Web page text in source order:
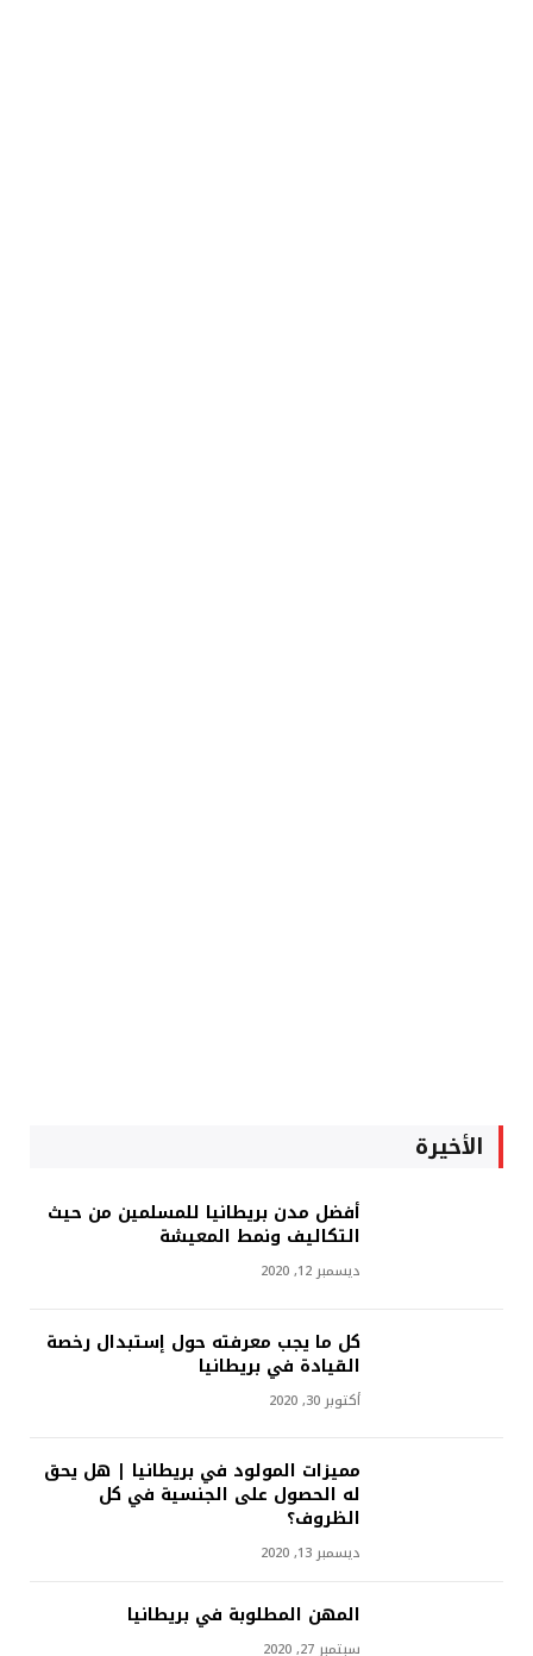
الأخيرة
أفضل مدن بريطانيا للمسلمين من حيث
التكاليف ونمط المعيشة
ديسمبر 12, 2020
كل ما يجب معرفته حول إستبدال رخصة
القيادة في بريطانيا
أكتوبر 30, 2020
مميزات المولود في بريطانيا | هل يحق
له الحصول على الجنسية في كل
الظروف؟
ديسمبر 13, 2020
المهن المطلوبة في بريطانيا
سبتمبر 27, 2020